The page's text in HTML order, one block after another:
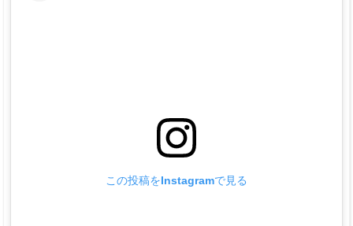
この投稿をInstagramで見る